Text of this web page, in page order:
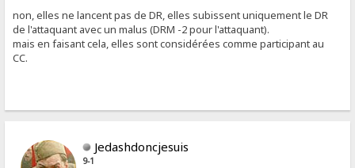
non, elles ne lancent pas de DR, elles subissent uniquement le DR
de l'attaquant avec un malus (DRM -2 pour l'attaquant).
mais en faisant cela, elles sont considérées comme participant au
CC.
Jedashdoncjesuis
9-1